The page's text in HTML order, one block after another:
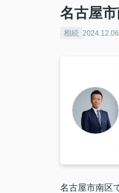
名古屋
相続 2024.12.06
名古屋市南区